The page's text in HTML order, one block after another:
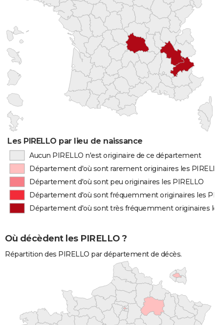
Les PIRELLO par lieu de naissance
Aucun PIRELLO n'est originaire de ce département
Département d'où sont rarement originaires les
Département d'où sont peu originaires les PIRELLO
Département d'où sont fréquemment originaires les
Département d'où sont très fréquemment originaires
Où décèdent les PIRELLO ?
Répartition des PIRELLO par département de décès.